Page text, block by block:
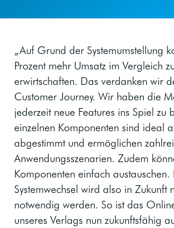
„Auf Grund der Systemumstellung
Prozent mehr Umsatz im Vergleich
erwirtschaften. Das verdanken wir
Customer Journey. Wir haben die
jederzeit neue Features ins Spiel zu
einzelnen Komponenten sind ideal
abgestimmt und ermöglichen
Anwendungsszenarien. Zudem
Komponenten einfach
Systemwechsel wird also in Zukunft
notwendig werden. So ist das
unseres Verlags nun zukunftsfähig